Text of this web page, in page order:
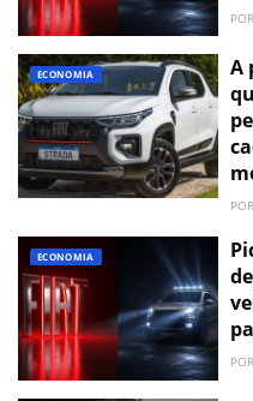
POR
ECONOMIA
A
POR
ECONOMIA
POR